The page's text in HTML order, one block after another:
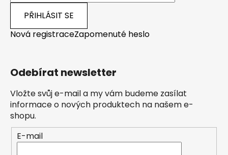
PŘIHLÁSIT SE
Nová registraceZapomenuté heslo
Odebírat newsletter
Vložte svůj e-mail a my vám budeme zasílat
informace o nových produktech na našem e-
shopu.
E-mail